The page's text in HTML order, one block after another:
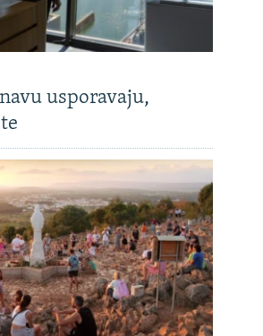
usporavaju,